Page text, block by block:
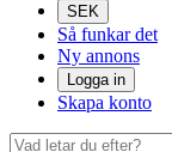
SEK
Så funkar det
Ny annons
Logga in
Skapa konto